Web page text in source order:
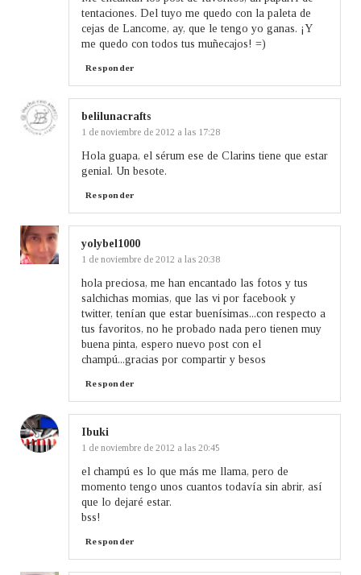
tentaciones. Del tuyo me quedo con la paleta de
cejas de Lancome, ay, que le tengo yo ganas. ¡Y
me quedo con todos tus muñecajos! =)
Responder
belilunacrafts
1 de noviembre de 2012 a las 17:28
Hola guapa, el sérum ese de Clarins tiene que estar
genial. Un besote.
Responder
yolybel1000
1 de noviembre de 2012 a las 20:38
hola preciosa, me han encantado las fotos y tus
salchichas momias, que las vi por facebook y
twitter, tenían que estar buenísimas...con respecto a
tus favoritos, no he probado nada pero tienen muy
buena pinta, espero nuevo post con el
champú...gracias por compartir y besos
Responder
Ibuki
1 de noviembre de 2012 a las 20:45
el champú es lo que más me llama, pero de
momento tengo unos cuantos todavía sin abrir, así
que lo dejaré estar.
bss!
Responder